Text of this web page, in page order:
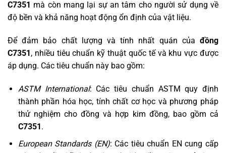
C7351 mà còn mang lại sự an tâm cho người sử dụng về
độ bền và khả năng hoạt động ổn định của vật liệu.
Để đảm bảo chất lượng và tính nhất quán của đồng
C7351, nhiều tiêu chuẩn kỹ thuật quốc tế và khu vực được
áp dụng. Các tiêu chuẩn này bao gồm:
ASTM International: Các tiêu chuẩn ASTM quy định
thành phần hóa học, tính chất cơ học và phương pháp
thử nghiệm cho đồng và hợp kim đồng, bao gồm cả
C7351.
European Standards (EN): Các tiêu chuẩn EN cung cấp